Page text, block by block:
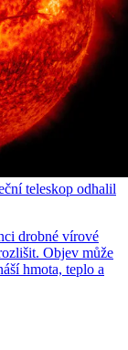
teleskop odhalil
drobné vírové
Objev může
hmota, teplo a